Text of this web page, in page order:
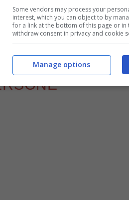
semplice ma sfiziosa, perfetta per stupire
Some vendors may process your
interest, which you can object to by
for a link at the bottom of this page or in
withdraw consent in privacy and cookie
Manage options